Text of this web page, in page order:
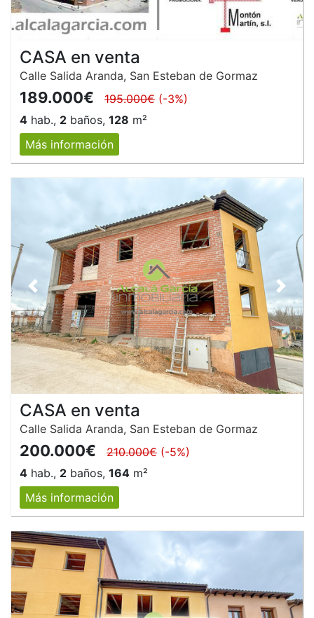
CASA en venta
Calle Salida Aranda, San Esteban de Gormaz
189.000€ 195.000€ (-3%)
4 hab., 2 baños, 128 m²
Más información
Anterior
CASA en venta
Calle Salida Aranda, San Esteban de Gormaz
200.000€ 210.000€ (-5%)
4 hab., 2 baños, 164 m²
Más información